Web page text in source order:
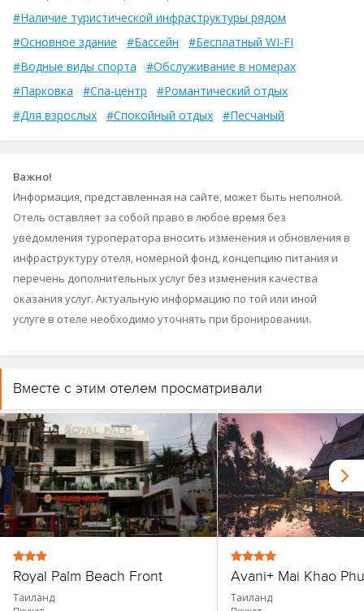
#Наличие туристической инфраструктуры рядом
#Основное здание
#Бассейн
#Бесплатный WI-FI
#Водные виды спорта
#Обслуживание в номерах
#Парковка
#Спа-центр
#Романтический отдых
#Для взрослых
#Спокойный отдых #Песчаный
Важно!
Информация, представленная на сайте, может быть неполной.
Отель оставляет за собой право в любое время без
уведомления туроператора вносить изменения и обновления в
инфраструктуру отеля, номерной фонд, концепцию питания и
перечень дополнительных услуг без изменения качества
оказания услуг. Актуальную информацию по той или иной
услуге в отеле необходимо уточнять при бронировании.
Вместе с этим отелем просматривали
Royal Palm Beach Front
Таиланд
Таиланд